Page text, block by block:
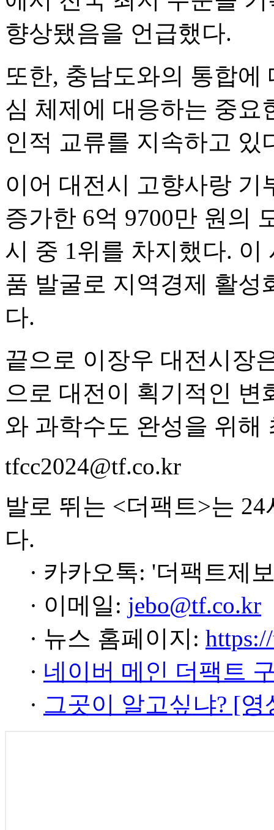
향상됐음을 언급했다.
또한, 충남도와의 통합
심 체제에 대응하는 중요
인적 교류를 지속하고 있
이어 대전시 고향사랑 기
증가한 6억 9700만 원의
시 중 1위를 차지했다.
품 발굴로 지역경제 활
다.
끝으로 이장우 대전시장
으로 대전이 획기적인
와 과학수도 완성을 위
tfcc2024@tf.co.kr
발로 뛰는 <더팩트>는
다.
· 카카오톡: '더팩트제
· 이메일: jebo@tf.co.kr
· 뉴스 홈페이지:
· 네이버 메인 더팩트
· 그곳이 알고싶냐? [